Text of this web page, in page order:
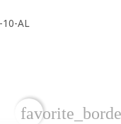
AL